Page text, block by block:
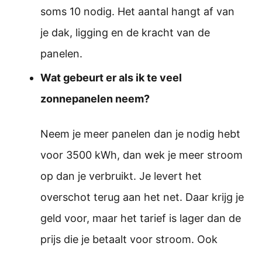
soms 10 nodig. Het aantal hangt af van
je dak, ligging en de kracht van de
panelen.
Wat gebeurt er als ik te veel
zonnepanelen neem?
Neem je meer panelen dan je nodig hebt
voor 3500 kWh, dan wek je meer stroom
op dan je verbruikt. Je levert het
overschot terug aan het net. Daar krijg je
geld voor, maar het tarief is lager dan de
prijs die je betaalt voor stroom. Ook